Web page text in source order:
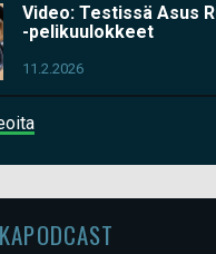
Video: Testissä Asus
-pelikuulokkeet
11.2.2026